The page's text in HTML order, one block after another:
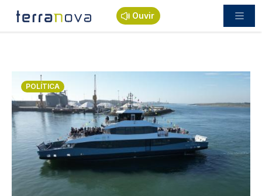
Passar para o conteúdo principal
Ouvir
Imagem
POLÍTICA